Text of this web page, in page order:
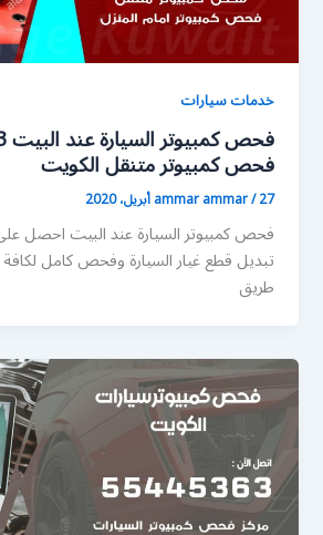
خدمات سيارات
فحص كمبيوتر متنقل الكويت
ammar ammar/27 أبريل، 2020
فحص كمبيوتر السيارة عند البيت احصل
تبديل قطع غيار السيارة وفحص كامل لكافة
طريق